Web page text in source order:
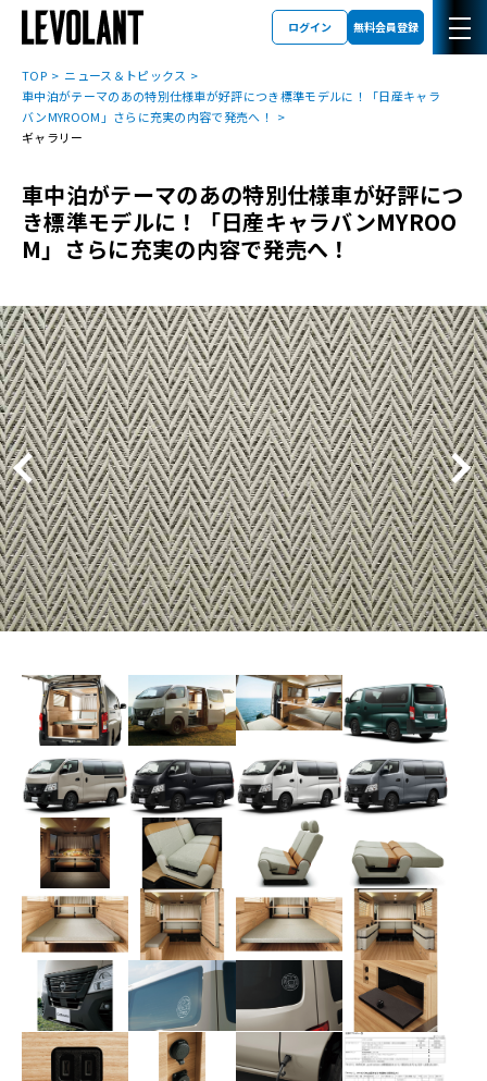
ログイン 無料会員登録
TOP
ニュース＆トピックス
車中泊がテーマのあの特別仕様車が好評につき標準モデルに！「日産キャラ
バンMYROOM」さらに充実の内容で発売へ！
ギャラリー
車中泊がテーマのあの特別仕様車が好評につ
き標準モデルに！「日産キャラバンMYROO
M」さらに充実の内容で発売へ！